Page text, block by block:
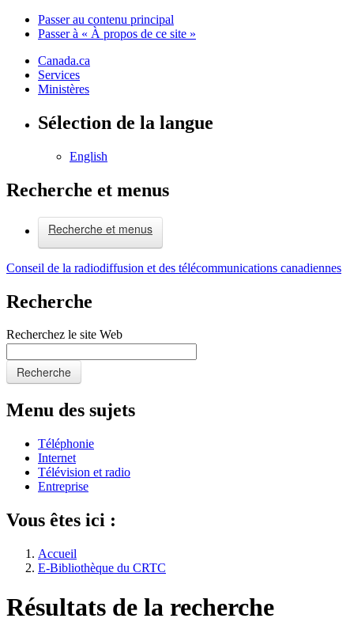
Passer au contenu principal
Passer à « À propos de ce site »
Canada.ca
Services
Ministères
Sélection de la langue
English
Recherche et menus
Recherche et menus
Conseil de la radiodiffusion et des télécommunications canadiennes
Recherche
Recherchez le site Web
Recherche
Menu des sujets
Téléphonie
Internet
Télévision et radio
Entreprise
Vous êtes ici :
Accueil
E-Bibliothèque du CRTC
Résultats de la recherche